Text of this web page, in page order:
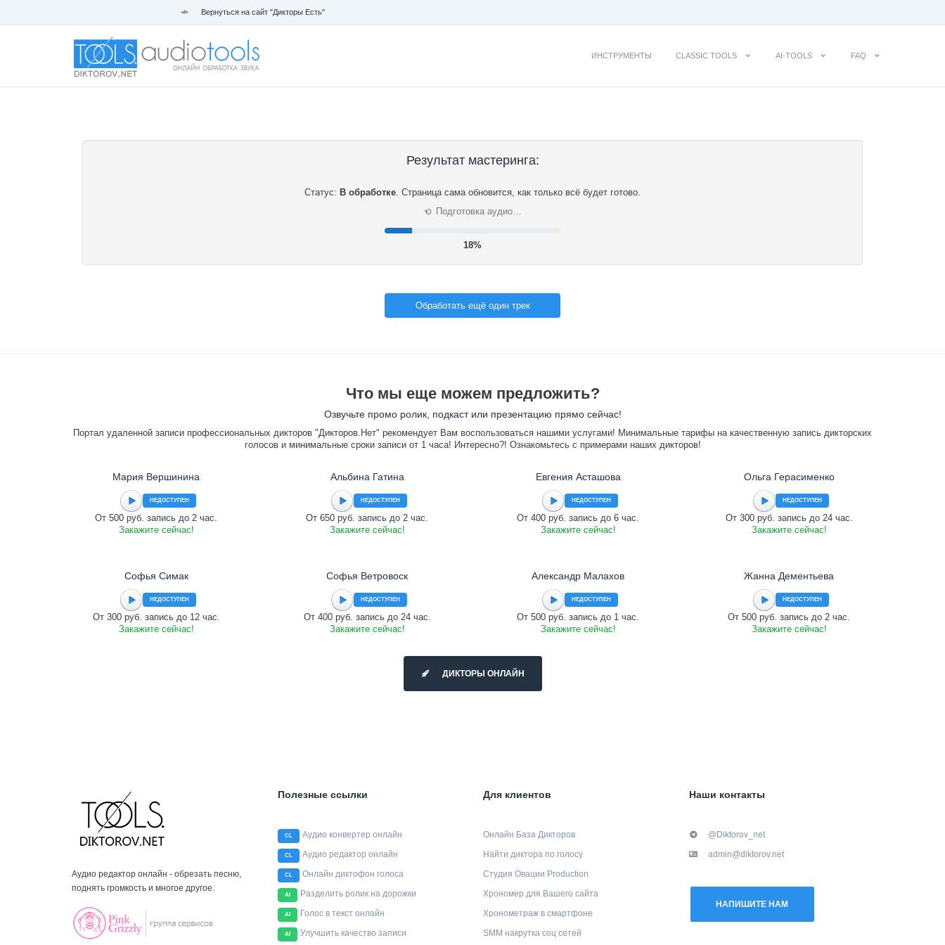
Вернуться на сайт "Дикторы Есть"
ИНСТРУМЕНТЫ CLASSIC TOOLS AI-TOOLS FAQ
Результат мастеринга:
Статус: В обработке. Страница сама обновится, как только всё будет готово.
⟳ Подготовка аудио…
19%
Обработать ещё один трек
Что мы еще можем предложить?
Озвучьте промо ролик, подкаст или презентацию прямо сейчас!
Портал удаленной записи профессиональных дикторов "Дикторов.Нет" рекомендует Вам воспользоваться нашими услугами! Минимальные тарифы на качественную запись дикторских
голосов и минимальные сроки записи от 1 часа! Интересно?! Ознакомьтесь с примерами наших дикторов!
Мария Вершинина
НЕДОСТУПЕН
От 500 руб. запись до 2 час.
Закажите сейчас!
Альбина Гатина
НЕДОСТУПЕН
От 650 руб. запись до 2 час.
Закажите сейчас!
Евгения Асташова
НЕДОСТУПЕН
От 400 руб. запись до 6 час.
Закажите сейчас!
Ольга Герасименко
НЕДОСТУПЕН
От 300 руб. запись до 24 час.
Закажите сейчас!
Софья Симак
НЕДОСТУПЕН
От 300 руб. запись до 12 час.
Закажите сейчас!
Софья Ветровоск
НЕДОСТУПЕН
От 400 руб. запись до 24 час.
Закажите сейчас!
Александр Малахов
НЕДОСТУПЕН
От 500 руб. запись до 1 час.
Закажите сейчас!
Жанна Дементьева
НЕДОСТУПЕН
От 500 руб. запись до 2 час.
Закажите сейчас!
ДИКТОРЫ ОНЛАЙН
Аудио редактор онлайн - обрезать песню,
поднять громкость и многое другое.
Полезные ссылки
CL Аудио конвертер онлайн
CL Аудио редактор онлайн
CL Онлайн диктофон голоса
AI Разделить ролик на дорожки
AI Голос в текст онлайн
AI Улучшить качество записи
Для клиентов
Онлайн База Дикторов
Найти диктора по голосу
Студия Овации Production
Хрономер для Вашего сайта
Хронометраж в смартфоне
SMM накрутка соц сетей
Наши контакты
@Diktorov_net
admin@diktorov.net
НАПИШИТЕ НАМ